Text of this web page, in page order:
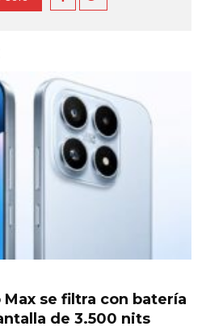
Max se filtra con batería
de 3.500 nits